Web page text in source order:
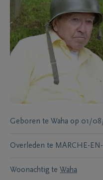
Geboren te Waha op 01/
Overleden te MARCHE-
Woonachtig te Waha